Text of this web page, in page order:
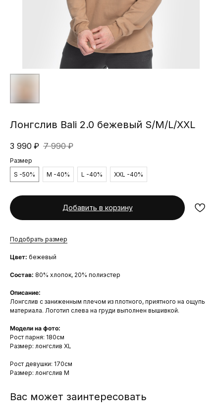
Лонгслив Bali 2.0 бежевый S/M/L/XXL
3 990 ₽ 7 990 ₽
Размер
S -50%
M -40% L -40% XXL -40%
Добавить в корзину
Подобрать размер
Цвет: бежевый
Состав: 80% хлопок, 20% полиэстер
Описание:
Лонгслив с заниженным плечом из плотного, приятного на ощупь
материала. Логотип слева на груди выполнен вышивкой.
Модели на фото:
Рост парня: 180см
Размер: лонгслив XL
Рост девушки: 170см
Размер: лонгслив М
Вас может заинтересовать